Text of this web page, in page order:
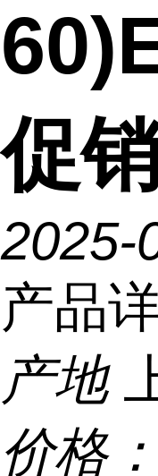
促
2025-
产品
产地
价格：